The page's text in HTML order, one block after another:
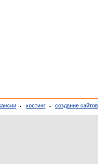
хостинг создание сайтов